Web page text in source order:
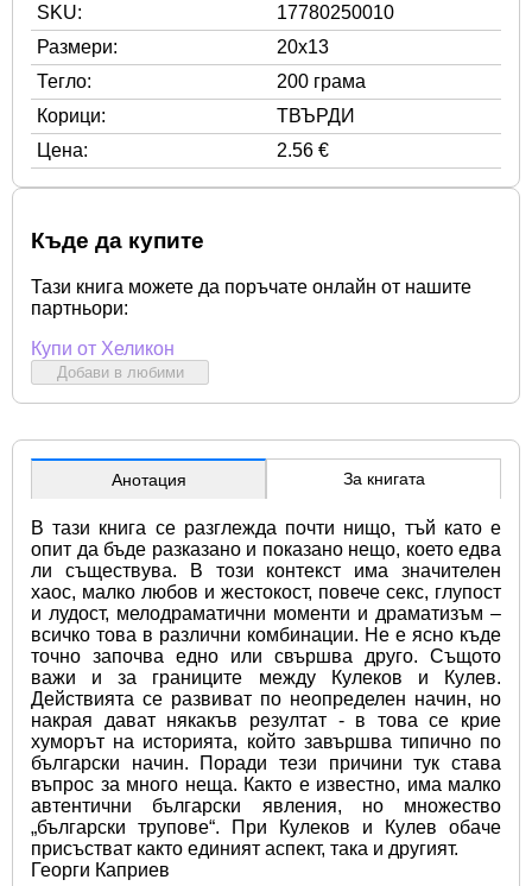
SKU:
17780250010
Размери:
20x13
Тегло:
200 грама
Корици:
ТВЪРДИ
Цена:
2.56 €
Къде да купите
Тази книга можете да поръчате онлайн от нашите
партньори:
Купи от Хеликон
Добави в любими
Анотация За книгата
В тази книга се разглежда почти нищо, тъй като е
опит да бъде разказано и показано нещо, което едва
ли съществува. В този контекст има значителен
хаос, малко любов и жестокост, повече секс, глупост
и лудост, мелодраматични моменти и драматизъм –
всичко това в различни комбинации. Не е ясно къде
точно започва едно или свършва друго. Същото
важи и за границите между Кулеков и Кулев.
Действията се развиват по неопределен начин, но
накрая дават някакъв резултат - в това се крие
хуморът на историята, който завършва типично по
български начин. Поради тези причини тук става
въпрос за много неща. Както е известно, има малко
автентични български явления, но множество
„български трупове“. При Кулеков и Кулев обаче
присъстват както единият аспект, така и другият.
Георги Каприев